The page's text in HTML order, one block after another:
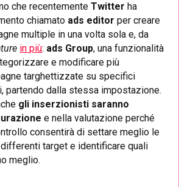
che recentementeTwitter ha
chiamato ads editor per creare
multiple in una volta sola e, da
in più: ads Group, una funzionalità
e modificare più
targhettizzate su specifici
partendo dalla stessa impostazione.
gli inserzionisti saranno
e nella valutazione perché
consentirà di settare meglio le
target e identificare quali
meglio.